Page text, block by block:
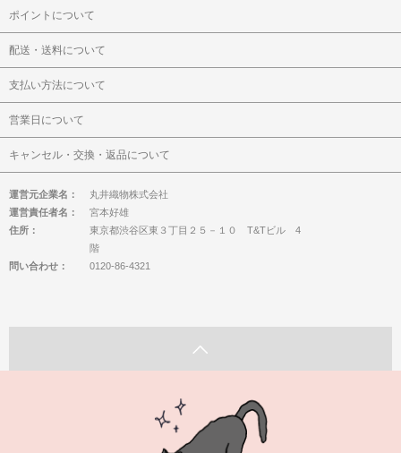
ポイントについて
配送・送料について
支払い方法について
営業日について
キャンセル・交換・返品について
運営元企業名：
丸井織物株式会社
運営責任者名：
宮本好雄
住所：
東京都渋谷区東３丁目２５－１０ T&Tビル 4
階
問い合わせ：
0120-86-4321